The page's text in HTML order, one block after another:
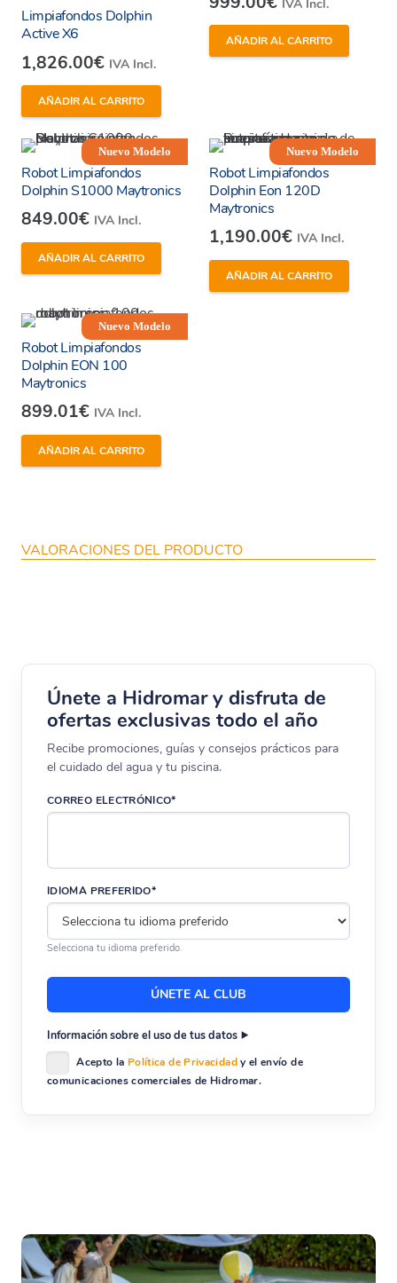
accionamiento manual, una variedad de
programas de limpieza y el inicio retardado. El
Dolphin E 50i está equipado con una cesta de
filtro de carga superior multicapa con sellado
adicional y mayor capacidad de filtración. Con la
nueva aplicación móvil MyDolphinTM Plus, el
Dolphin E 50i está siempre conectado, lo que te
permite controlar tu limpiafondos automático
desde cualquier lugar y en cualquier momento.
Limpiafondos Dolphin
Active X6
1,826.00€ IVA Incl.
AÑADIR AL CARRITO
IVA Incl.
AÑADIR AL CARRITO
Nuevo Modelo
Robot Limpiafondos
Dolphin S1000 Maytronics
849.00€ IVA Incl.
AÑADIR AL CARRITO
Nuevo Modelo
Robot Limpiafondos
Dolphin Eon 120D
Maytronics
1,190.00€ IVA Incl.
AÑADIR AL CARRITO
Nuevo Modelo
Robot Limpiafondos
Dolphin EON 100
Maytronics
899.01€ IVA Incl.
AÑADIR AL CARRITO
VALORACIONES DEL PRODUCTO
Únete a Hidromar y disfruta de
ofertas exclusivas todo el año
Recibe promociones, guías y consejos prácticos para
el cuidado del agua y tu piscina.
CORREO ELECTRÓNICO*
IDIOMA PREFERIDO*
Selecciona tu idioma preferido.
Información sobre el uso de tus datos
Acepto la Política de Privacidady el envío de
comunicaciones comerciales de Hidromar.